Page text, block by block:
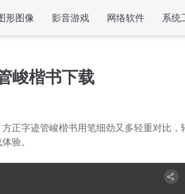
形图像 影音游戏 网络软件 系统
峻楷书下载
字迹管峻楷书用笔细劲又多轻重对比，
验。